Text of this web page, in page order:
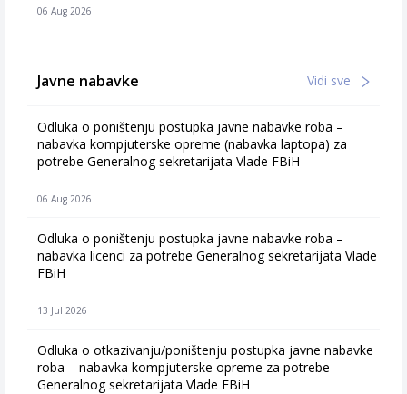
06 Aug 2026
Javne nabavke Vidi sve
Odluka o poništenju postupka javne nabavke roba –
nabavka kompjuterske opreme (nabavka laptopa) za
potrebe Generalnog sekretarijata Vlade FBiH
06 Aug 2026
Odluka o poništenju postupka javne nabavke roba –
nabavka licenci za potrebe Generalnog sekretarijata Vlade
FBiH
13 Jul 2026
Odluka o otkazivanju/poništenju postupka javne nabavke
roba – nabavka kompjuterske opreme za potrebe
Generalnog sekretarijata Vlade FBiH